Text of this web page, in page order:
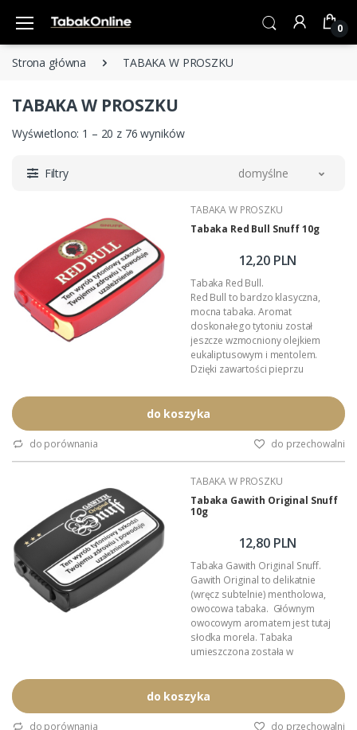
0
Strona główna TABAKA W PROSZKU
TABAKA W PROSZKU
Wyświetlono: 1 – 20 z 76 wyników
Filtry domyślne
TABAKA W PROSZKU
Tabaka Red Bull Snuff 10g
12,20 PLN
Tabaka Red Bull.
Red Bull to bardzo klasyczna,
mocna tabaka. Aromat
doskonałego tytoniu został
jeszcze wzmocniony olejkiem
eukaliptusowym i mentolem.
Dzięki zawartości pieprzu
zyskuje na mocy. Jest niezmiennie
najbardziej popularną tabaką w
Wymiary opakowania: 71mm x
Producent: Poschl Tabak (Niemcy).
Opakowanie: plastikowa
tabakierka.
do koszyka
do porównania do przechowalni
TABAKA W PROSZKU
Tabaka Gawith Original Snuff
10g
12,80 PLN
Tabaka Gawith Original Snuff.
Gawith Original to delikatnie
(wręcz subtelnie) mentholowa,
owocowa tabaka. Głównym
owocowym aromatem jest tutaj
słodka morela. Tabaka
umieszczona została w
elastycznym zamknięciem i
plombą gwarantującą
Wielkość opakowania: 71mm x
do koszyka
do porównania do przechowalni